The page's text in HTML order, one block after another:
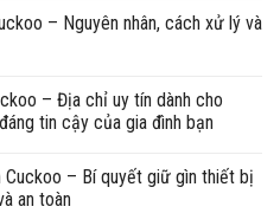
– Nguyên nhân, cách xử lý và
– Địa chỉ uy tín dành cho
tin cậy của gia đình bạn
– Bí quyết giữ gìn thiết bị
an toàn